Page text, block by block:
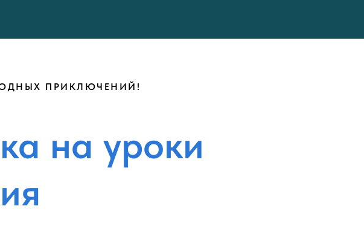
ПРИКЛЮЧЕНИЙ!
на уроки